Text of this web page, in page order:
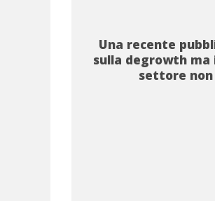
Una recente
sulla degrowth ma
settore